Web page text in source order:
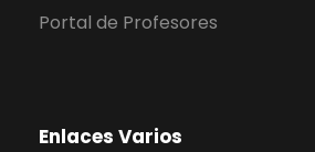
Portal de Profesores
Enlaces Varios